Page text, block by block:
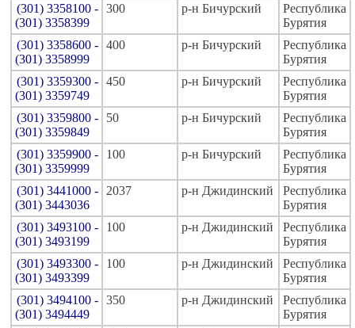
(301) 3358100 -
(301) 3358399
300 р-н Бичурский
Республика
Бурятия
(301) 3358600 -
(301) 3358999
400 р-н Бичурский
Республика
Бурятия
(301) 3359300 -
(301) 3359749
450 р-н Бичурский
Республика
Бурятия
(301) 3359800 -
(301) 3359849
50 р-н Бичурский
Республика
Бурятия
(301) 3359900 -
(301) 3359999
100 р-н Бичурский
Республика
Бурятия
(301) 3441000 -
(301) 3443036
2037 р-н Джидинский
Республика
Бурятия
(301) 3493100 -
(301) 3493199
100 р-н Джидинский
Республика
Бурятия
(301) 3493300 -
(301) 3493399
100 р-н Джидинский
Республика
Бурятия
(301) 3494100 -
(301) 3494449
350 р-н Джидинский
Республика
Бурятия